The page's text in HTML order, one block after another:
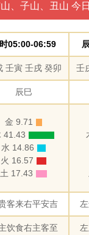
、子山、丑山 今
05:00-06:59
壬寅 壬戌 癸卯 壬
辰巳
金 9.71
41.43
水 14.86
火 16.57
土 17.43
客来右平安吉
饮食右主客至